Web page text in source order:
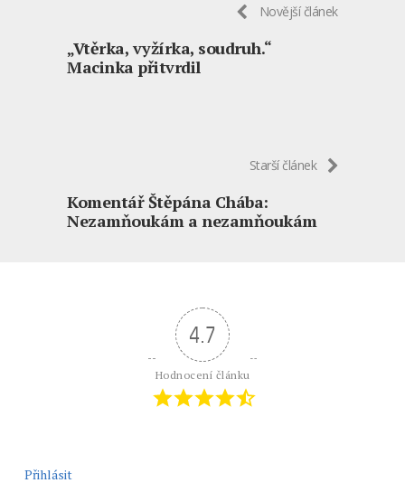
Novější článek
„Vtěrka, vyžírka, soudruh.“
Macinka přitvrdil
Starší článek
Komentář Štěpána Chába:
Nezamňoukám a nezamňoukám
4.7
Hodnocení článku
Přihlásit